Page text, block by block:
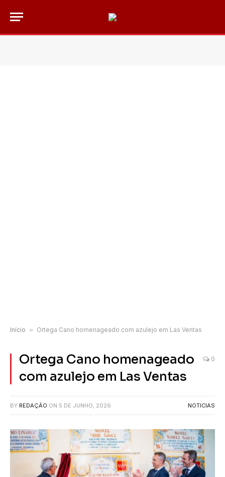
Início » Ortega Cano homenageado com azulejo em Las Ventas
Ortega Cano homenageado
com azulejo em Las Ventas
0
BY REDAÇÃO ON 5 DE JUNHO, 2026 NOTICIAS